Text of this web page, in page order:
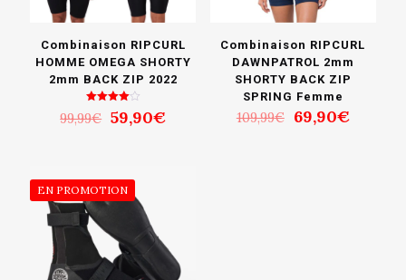
Combinaison RIPCURL
HOMME OMEGA SHORTY
2mm BACK ZIP 2022
Note
4.00
99,99€ Le
prix
99,99€.
59,90€Le
Combinaison RIPCURL
DAWNPATROL 2mm
SHORTY BACK ZIP
SPRING Femme
109,99€
Le
69,90€Le
EN PROMOTION